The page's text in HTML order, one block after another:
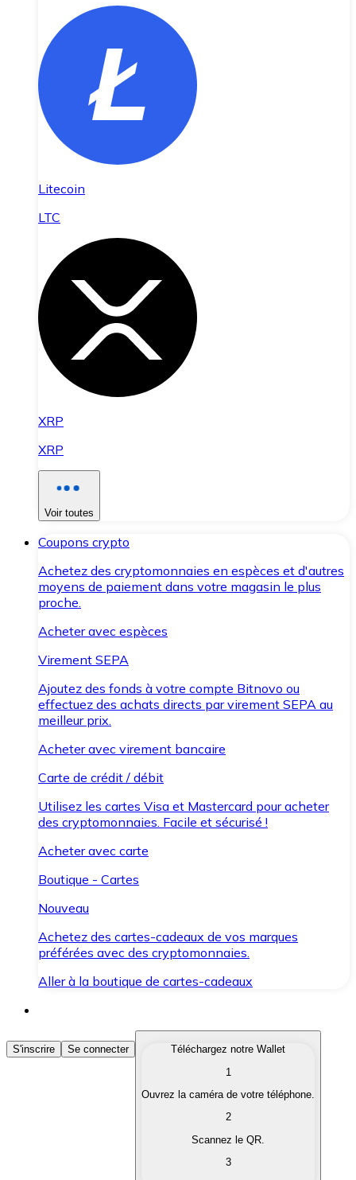
Litecoin
LTC
XRP
XRP
Voir toutes
Coupons crypto
Achetez des cryptomonnaies en espèces et d'autres
moyens de paiement dans votre magasin le plus
proche.
Acheter avec espèces
Virement SEPA
Ajoutez des fonds à votre compte Bitnovo ou
effectuez des achats directs par virement SEPA au
meilleur prix.
Acheter avec virement bancaire
Carte de crédit / débit
Utilisez les cartes Visa et Mastercard pour acheter
des cryptomonnaies. Facile et sécurisé !
Acheter avec carte
Boutique - Cartes
Nouveau
Achetez des cartes-cadeaux de vos marques
préférées avec des cryptomonnaies.
Aller à la boutique de cartes-cadeaux
Acheter des Cryptomonnaies
Achetez les cryptomonnaies qui vous intéressent
Convertissez vos cryptomonnaies en monnaie
S'inscrire Se connecter
Téléchargez notre Wallet
1
Ouvrez la caméra de votre téléphone.
2
Scannez le QR.
3